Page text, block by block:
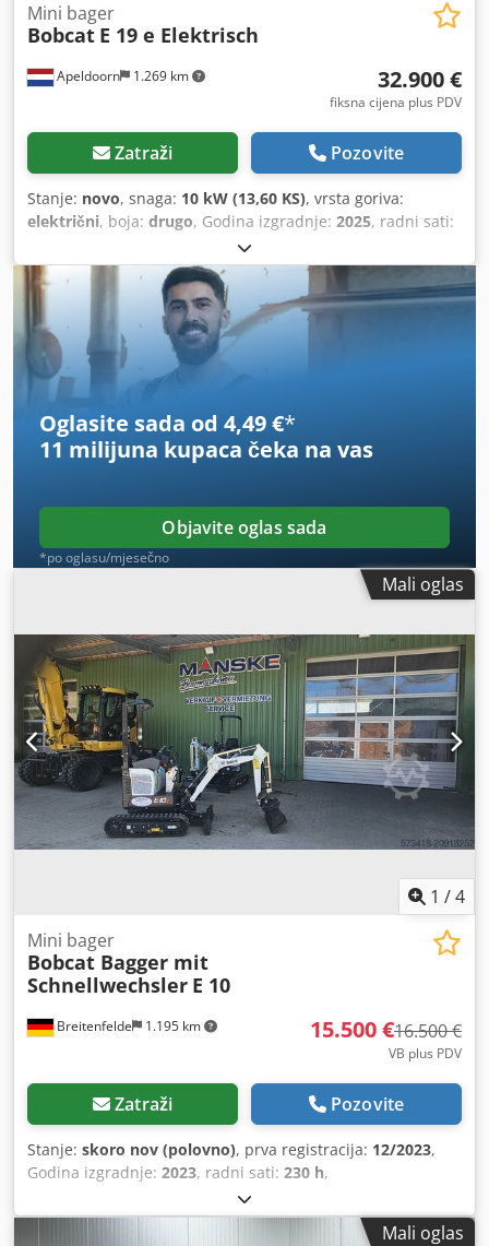
Apeldoorn 1.269 km
Mini bager
Bobcat E 19 e Elektrisch
32.900 €
fiksna cijena plus PDV
Zatraži Pozovite
Stanje: novo, snaga: 10 kW (13,60 KS), vrsta goriva:
električni, boja: drugo, Godina izgradnje: 2025, radni sati:
Oglasite sada od 4,49 €*
11 milijuna kupaca čeka na vas
Objavite oglas sada
*po oglasu/mjesečno
Mali oglas
1 /4
Breitenfelde 1.195 km
Mini bager
Bobcat Bagger mit
Schnellwechsler E 10
15.500 €16.500 €
VB plus PDV
Zatraži Pozovite
Stanje: skoro nov (polovno), prva registracija: 12/2023,
Godina izgradnje: 2023, radni sati: 230 h,
Mali oglas